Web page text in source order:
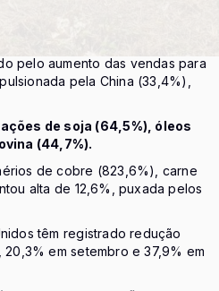
pelo aumento das vendas para
pela China (33,4%),
de soja (64,5%), óleos
(44,7%).
de cobre (823,6%), carne
alta de 12,6%, puxada pelos
têm registrado redução
em setembro e 37,9% em